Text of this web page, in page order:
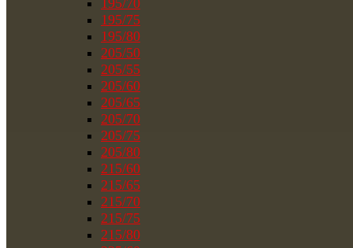
195/70
195/75
195/80
205/50
205/55
205/60
205/65
205/70
205/75
205/80
215/60
215/65
215/70
215/75
215/80